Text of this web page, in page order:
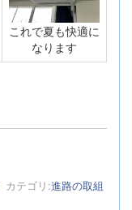
これで夏も快適に
なります
カテゴリ:進路の取組